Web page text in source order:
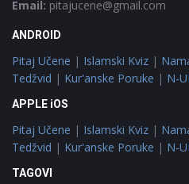
Email: pitajucene@gmail.com
ANDROID
Pitaj Učene | Islamski Kviz |
Tedžvid | Kur'anske Poruke | N-
APPLE iOS
Pitaj Učene | Islamski Kviz |
Tedžvid | Kur'anske Poruke | N-
TAGOVI